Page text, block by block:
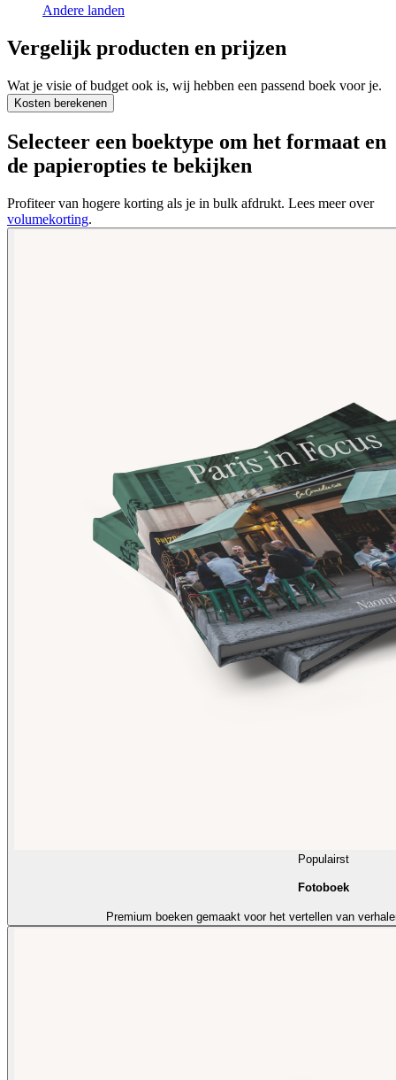
Andere landen
Vergelijk producten en prijzen
Wat je visie of budget ook is, wij hebben een passend boek voor je.
Kosten berekenen
Selecteer een boektype om het formaat en
de papieropties te bekijken
Profiteer van hogere korting als je in bulk afdrukt. Lees meer over
volumekorting.
Populairst
Fotoboek
Premium boeken gemaakt voor het vertellen van